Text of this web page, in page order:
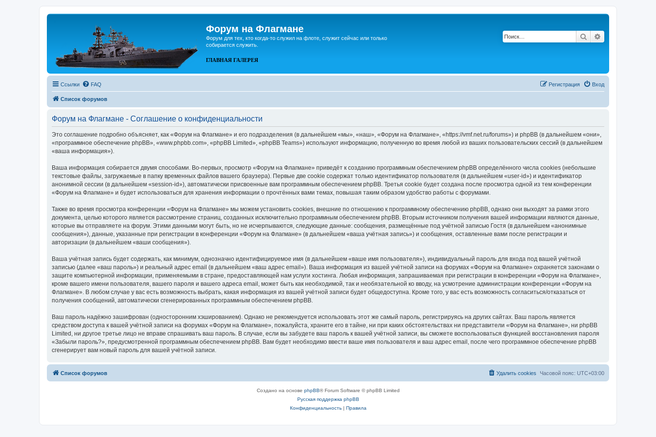
Форум на Флагмане
Форум для тех, кто когда-то служил на флоте, служит сейчас или только
собирается служить.
ГЛАВНАЯ ГАЛЕРЕЯ
Поиск
Ссылки FAQ Вход
Регистрация
Список форумов
Форум на Флагмане - Соглашение о конфиденциальности
Это соглашение подробно объясняет, как «Форум на Флагмане» и его подразделения (в дальнейшем «мы», «наш», «Форум на Флагмане», «https://vmf.net.ru/forums») и phpBB (в дальнейшем «они»,
«программное обеспечение phpBB», «www.phpbb.com», «phpBB Limited», «phpBB Teams») используют информацию, полученную во время любой из ваших пользовательских сессий (в дальнейшем
«ваша информация»).
Ваша информация собирается двумя способами. Во-первых, просмотр «Форум на Флагмане» приведёт к созданию программным обеспечением phpBB определённого числа cookies (небольшие
текстовые файлы, загружаемые в папку временных файлов вашего браузера). Первые две cookie содержат только идентификатор пользователя (в дальнейшем «user-id») и идентификатор
анонимной сессии (в дальнейшем «session-id»), автоматически присвоенные вам программным обеспечением phpBB. Третья cookie будет создана после просмотра одной из тем конференции
«Форум на Флагмане» и будет использоваться для хранения информации о прочтённых вами темах, повышая таким образом удобство работы с форумами.
Также во время просмотра конференции «Форум на Флагмане» мы можем установить cookies, внешние по отношению к программному обеспечению phpBB, однако они выходят за рамки этого
документа, целью которого является рассмотрение страниц, созданных исключительно программным обеспечением phpBB. Вторым источником получения вашей информации являются данные,
которые вы отправляете на форум. Этими данными могут быть, но не исчерпываются, следующие данные: сообщения, размещённые под учётной записью Гостя (в дальнейшем «анонимные
сообщения»), данные, указанные при регистрации в конференции «Форум на Флагмане» (в дальнейшем «ваша учётная запись») и сообщения, оставленные вами после регистрации и
авторизации (в дальнейшем «ваши сообщения»).
Ваша учётная запись будет содержать, как минимум, однозначно идентифицируемое имя (в дальнейшем «ваше имя пользователя»), индивидуальный пароль для входа под вашей учётной
записью (далее «ваш пароль») и реальный адрес email (в дальнейшем «ваш адрес email»). Ваша информация из вашей учётной записи на форумах «Форум на Флагмане» охраняется законами о
защите компьютерной информации, применяемыми в стране, предоставляющей нам услуги хостинга. Любая информация, запрашиваемая при регистрации в конференции «Форум на Флагмане»,
кроме вашего имени пользователя, вашего пароля и вашего адреса email, может быть как необходимой, так и необязательной ко вводу, на усмотрение администрации конференции «Форум на
Флагмане». В любом случае у вас есть возможность выбрать, какая информация из вашей учётной записи будет общедоступна. Кроме того, у вас есть возможность согласиться/отказаться от
получения сообщений, автоматически сгенерированных программным обеспечением phpBB.
Ваш пароль надёжно зашифрован (односторонним хэшированием). Однако не рекомендуется использовать этот же самый пароль, регистрируясь на других сайтах. Ваш пароль является
средством доступа к вашей учётной записи на форумах «Форум на Флагмане», пожалуйста, храните его в тайне, ни при каких обстоятельствах ни представители «Форум на Флагмане», ни phpBB
Limited, ни другое третье лицо не вправе спрашивать ваш пароль. В случае, если вы забудете ваш пароль к вашей учётной записи, вы сможете воспользоваться функцией восстановления пароля
«Забыли пароль?», предусмотренной программным обеспечением phpBB. Вам будет необходимо ввести ваше имя пользователя и ваш адрес email, после чего программное обеспечение phpBB
сгенерирует вам новый пароль для вашей учётной записи.
Список форумов Часовой пояс: UTC+03:00
Удалить cookies
Создано на основе phpBB® Forum Software © phpBB Limited
Русская поддержка phpBB
Конфиденциальность| Правила